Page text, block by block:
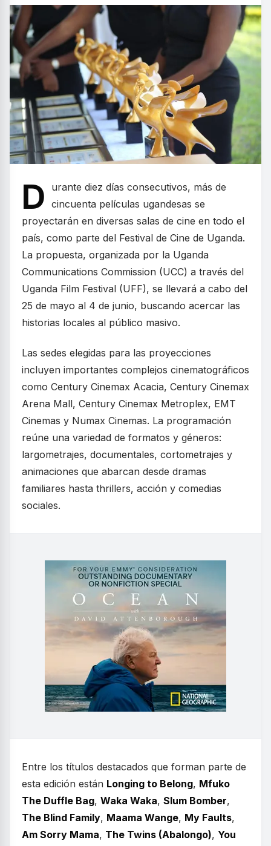
D
urante diez días consecutivos, más de
cincuenta películas ugandesas se
proyectarán en diversas salas de cine en todo el
país, como parte del Festival de Cine de Uganda.
La propuesta, organizada por la Uganda
Communications Commission (UCC) a través del
Uganda Film Festival (UFF), se llevará a cabo del
25 de mayo al 4 de junio, buscando acercar las
historias locales al público masivo.
Las sedes elegidas para las proyecciones
incluyen importantes complejos cinematográficos
como Century Cinemax Acacia, Century Cinemax
Arena Mall, Century Cinemax Metroplex, EMT
Cinemas y Numax Cinemas. La programación
reúne una variedad de formatos y géneros:
largometrajes, documentales, cortometrajes y
animaciones que abarcan desde dramas
familiares hasta thrillers, acción y comedias
sociales.
Entre los títulos destacados que forman parte de
esta edición están Longing to Belong, Mfuko
The Duffle Bag, Waka Waka, Slum Bomber,
The Blind Family, Maama Wange, My Faults,
Am Sorry Mama, The Twins (Abalongo), You